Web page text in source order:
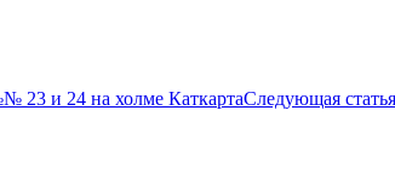
23 и 24 на холме КаткартаСледующая статья